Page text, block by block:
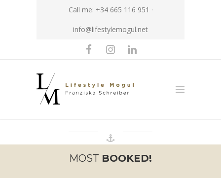
Call me: +34 665 116 951 ·
info@lifestylemogul.net
MOST BOOKED!